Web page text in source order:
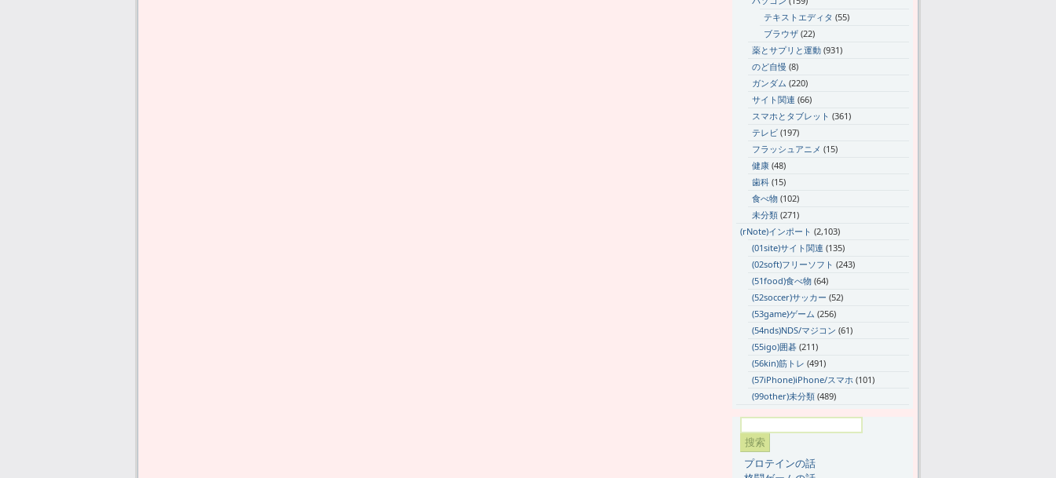
テキストエディタ (55)
ブラウザ (22)
薬とサプリと運動 (931)
のど自慢 (8)
ガンダム (220)
サイト関連 (66)
スマホとタブレット (361)
テレビ (197)
フラッシュアニメ (15)
健康 (48)
歯科 (15)
食べ物 (102)
未分類 (271)
(rNote)インポート (2,103)
(01site)サイト関連 (135)
(02soft)フリーソフト (243)
(51food)食べ物 (64)
(52soccer)サッカー (52)
(53game)ゲーム (256)
(54nds)NDS/マジコン (61)
(55igo)囲碁 (211)
(56kin)筋トレ (491)
(57iPhone)iPhone/スマホ (101)
(99other)未分類 (489)
プロテインの話